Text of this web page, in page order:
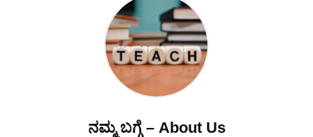
ನಮ್ಮ ಬಗ್ಗೆ – About Us